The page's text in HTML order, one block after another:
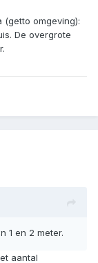
(getto omgeving):
De overgrote
1 en 2 meter.
aantal